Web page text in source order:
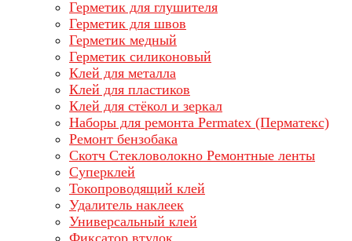
Герметик для глушителя
Герметик для швов
Герметик медный
Герметик силиконовый
Клей для металла
Клей для пластиков
Клей для стёкол и зеркал
Наборы для ремонта Permatex (Перматекс)
Ремонт бензобака
Скотч Стекловолокно Ремонтные ленты
Суперклей
Токопроводящий клей
Удалитель наклеек
Универсальный клей
Фиксатор втулок